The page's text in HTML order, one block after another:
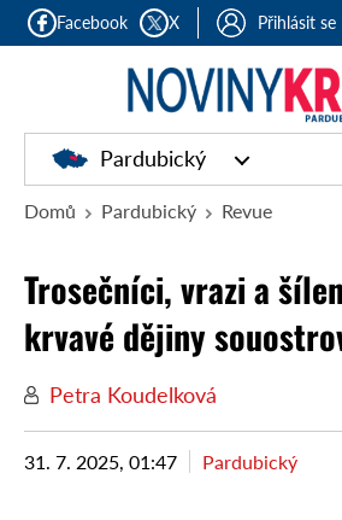
Facebook X Přihlásit se
Pardubický
Domů Pardubický Revue
Trosečníci, vrazi a
krvavé dějiny
Petra Koudelková
31. 7. 2025, 01:47 Pardubický